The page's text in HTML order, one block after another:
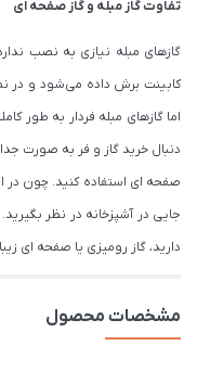
تفاوت گاز مبله و گاز صفحه ای
گازهای مبله نیازی به نصب
کابینت برش داده می‌شود و در
اما گازهای مبله فردار به طور
دنبال خرید گاز و فر به صورت
صفحه ای استفاده کنید. چون در
جایی در آشپزخانه در نظر
دارید، گاز رومیزی یا صفحه ای
مشخصات محصول